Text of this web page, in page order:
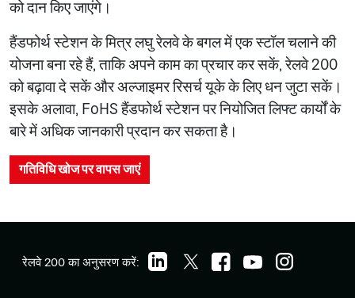
को दान किए जाएंगे।
हैंडफोर्थ स्टेशन के मित्र लघु रेलवे के बगल में एक स्टॉल चलाने की
योजना बना रहे हैं, ताकि अपने काम का प्रचार कर सकें, रेलवे 200
को बढ़ावा दे सकें और अल्जाइमर रिसर्च यूके के लिए धन जुटा सकें।
इसके अलावा, FoHS हैंडफोर्थ स्टेशन पर नियोजित लिफ्ट कार्यों के
बारे में अधिक जानकारी प्रदान कर सकता है।
गतिविधि खोज पर वापस जाएं
रेलवे 200 का अनुसरण करें: